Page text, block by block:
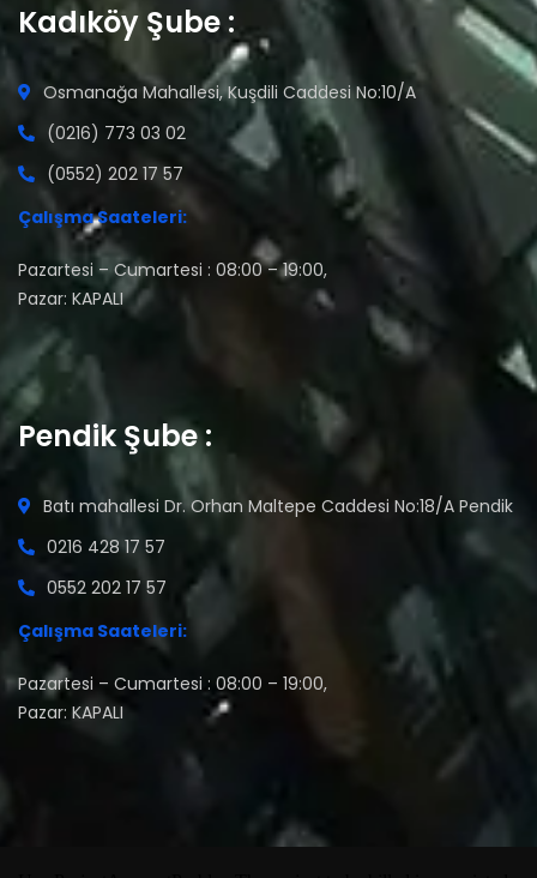
Kadıköy Şube :
Osmanağa Mahallesi, Kuşdili Caddesi No:10/A
(0216) 773 03 02
(0552) 202 17 57
Çalışma Saateleri:
Pazartesi – Cumartesi : 08:00 – 19:00,
Pazar: KAPALI
Pendik Şube :
Batı mahallesi Dr. Orhan Maltepe Caddesi No:18/A Pendik
0216 428 17 57
0552 202 17 57
Çalışma Saateleri:
Pazartesi – Cumartesi : 08:00 – 19:00,
Pazar: KAPALI